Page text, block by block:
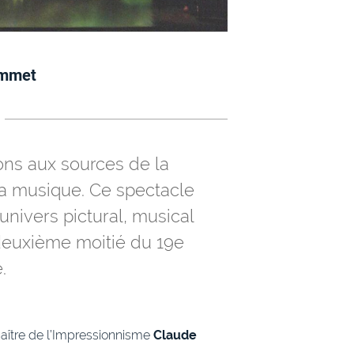
aux sources de la
musique. Ce spectacle
pictural, musical
moitié du 19e
de l’Impressionnisme Claude